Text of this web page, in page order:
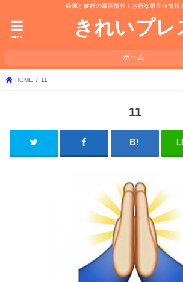
綺麗と健康の最新情報！お得な最安値情報
きれいプレ
menu
ホーム
HOME 11
11